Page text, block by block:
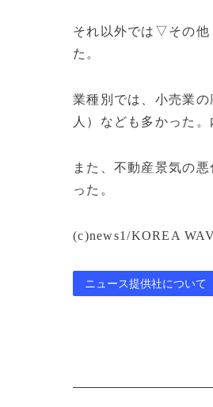
それ以外では▽その
た。
業種別では、小売業
人）なども多かった
また、不動産景気の
った。
(c)news1/KOREA
ニュース提供社について